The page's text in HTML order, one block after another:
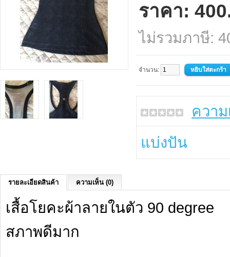
ราคา:
ไม่รวมภาษี:
จำนวน:
ควา
แบ่งปัน
รายละเอียดสินค้า ความเห็น (0)
เสื้อโยคะผ้าลายในตัว 90 degree
สภาพดีมาก